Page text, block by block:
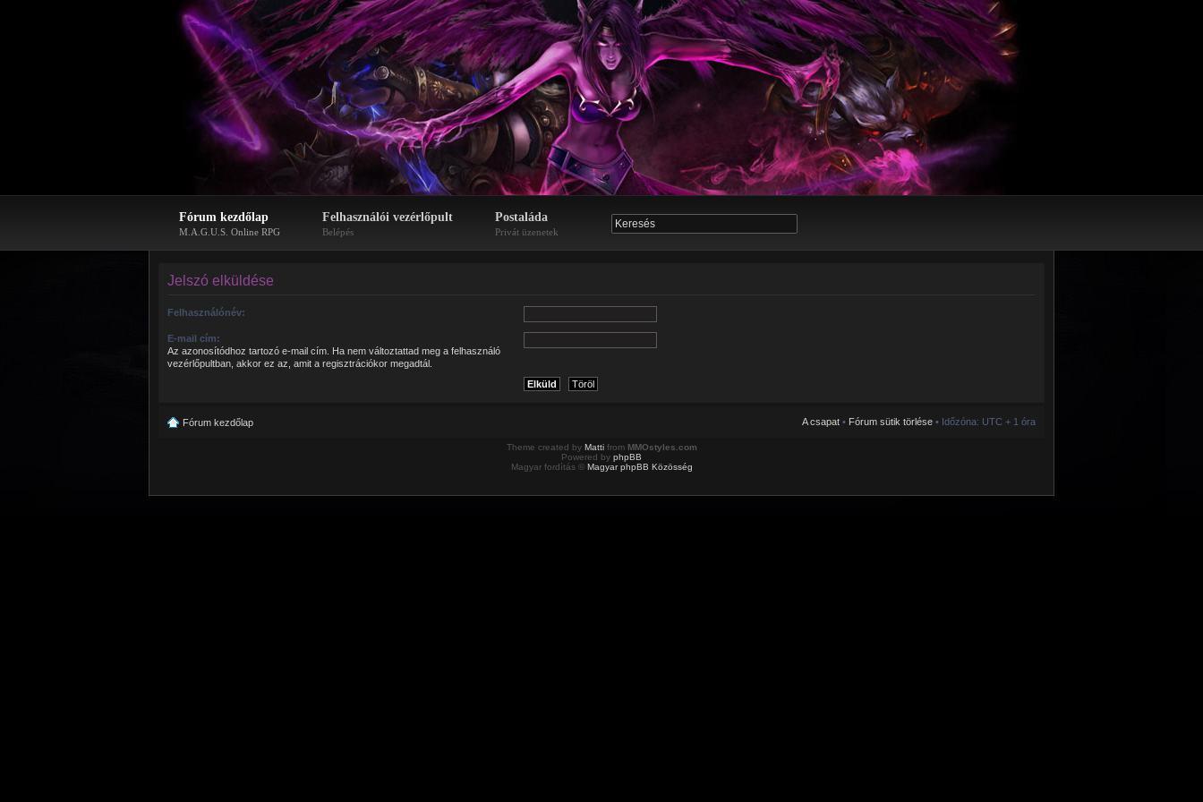
Fórum kezdőlap
M.A.G.U.S. Online RPG
Felhasználói vezérlőpult
Belépés
Postaláda
Privát üzenetek
Jelszó elküldése
Felhasználónév:
E-mail cím:
Az azonosítódhoz tartozó e-mail cím. Ha nem változtattad meg a felhasználó
vezérlőpultban, akkor ez az, amit a regisztrációkor megadtál.
Fórum kezdőlap A csapat • Fórum sütik törlése • Időzóna: UTC + 1 óra
Theme created by Mattifrom MMOstyles.com
Powered by phpBB
Magyar fordítás © Magyar phpBB Közösség